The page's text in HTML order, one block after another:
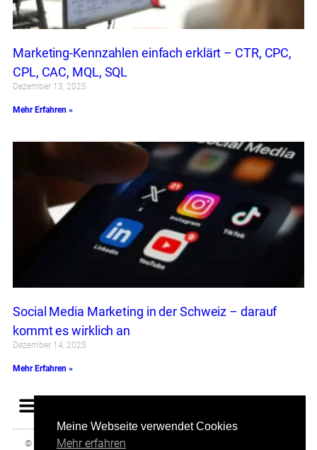
Marketing-Kennzahlen einfach erklärt – CTR, CPC,
CPL, CAC, MQL, SQL
Dezember 13, 2025
Mehr Erfahren »
Social Media Marketing in der Schweiz – darauf
kommt es wirklich an
Dezember 14, 2025
Mehr Erfahren »
© 2025 All rights Reserved. Design by
Meine Webseite verwendet Cookies
Mehr erfahren